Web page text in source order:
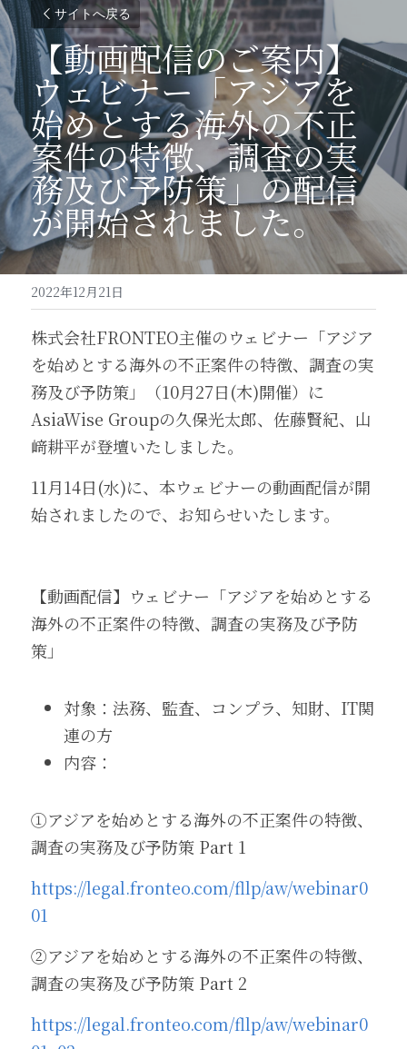
サイトへ戻る
【動画配信のご案内】
ウェビナー「アジアを
始めとする海外の不正
案件の特徴、調査の実
務及び予防策」の配信
が開始されました。
2022年12月21日
株式会社FRONTEO主催のウェビナー「アジア
を始めとする海外の不正案件の特徴、調査の実
務及び予防策」（10月27日(木)開催）に
AsiaWise Groupの久保光太郎、佐藤賢紀、山
﨑耕平が登壇いたしました。
11月14日(水)に、本ウェビナーの動画配信が開
始されましたので、お知らせいたします。
【動画配信】ウェビナー「アジアを始めとする
海外の不正案件の特徴、調査の実務及び予防
策」
対象：法務、監査、コンプラ、知財、IT関
連の方
内容：
①アジアを始めとする海外の不正案件の特徴、
調査の実務及び予防策 Part 1
https://legal.fronteo.com/fllp/aw/webinar0
01
②アジアを始めとする海外の不正案件の特徴、
調査の実務及び予防策 Part 2
https://legal.fronteo.com/fllp/aw/webinar0